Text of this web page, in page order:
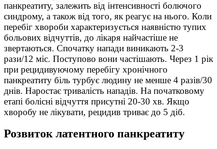
панкреатиту, залежить від інтенсивності болючого
синдрому, а також від того, як реагує на нього. Коли
перебіг хвороби характеризується наявністю тупих
больових відчуттів, до лікаря найчастіше не
звертаються. Спочатку напади виникають 2-3
рази/12 міс. Поступово вони частішають. Через 1 рік
при рецидивуючому перебігу хронічного
панкреатиту біль турбує людину не менше 4 разів/30
днів. Наростає тривалість нападів. На початковому
етапі болісні відчуття присутні 20-30 хв. Якщо
хворобу не лікувати, рецидив триває до 5 діб.
Розвиток латентного панкреатиту